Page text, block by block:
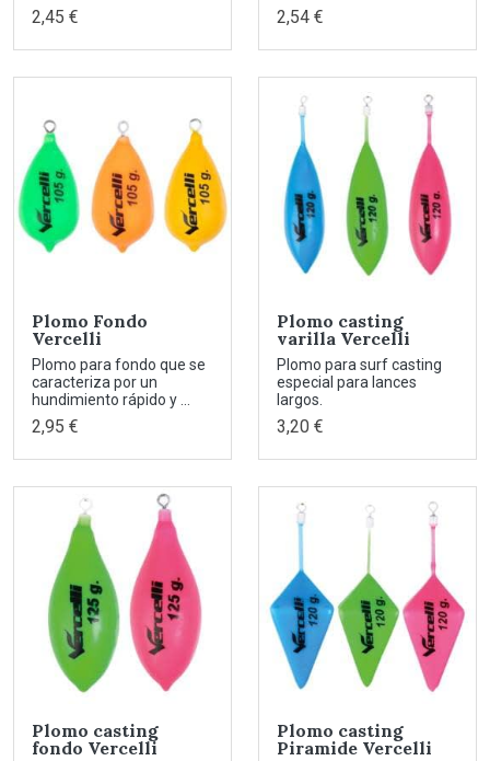
2,45 € 2,54 €
Plomo Fondo
Vercelli
Plomo para fondo que se
caracteriza por un
hundimiento rápido y ...
2,95 €
Plomo casting
varilla Vercelli
Plomo para surf casting
especial para lances
largos.
3,20 €
Plomo casting
fondo Vercelli
Plomo casting
Piramide Vercelli